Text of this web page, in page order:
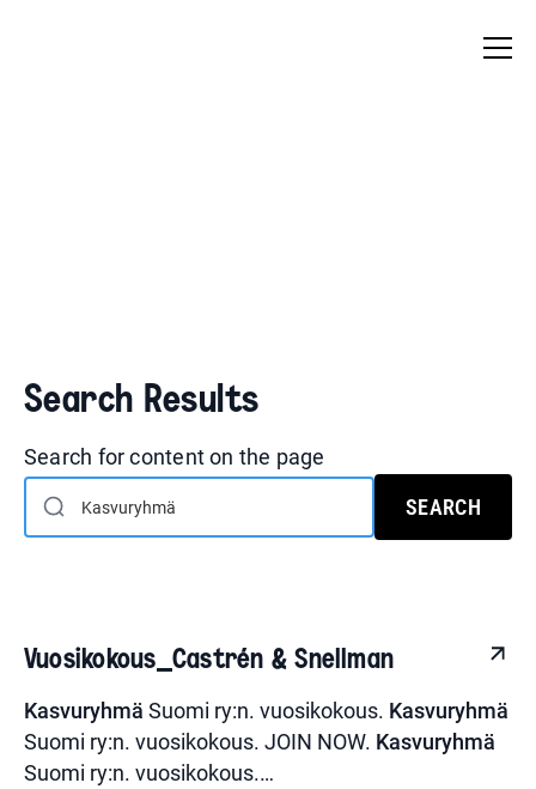
Search Results
Search for content on the page
Vuosikokous_Castrén & Snellman
Kasvuryhmä Suomi ry:n. vuosikokous. Kasvuryhmä
Suomi ry:n. vuosikokous. JOIN NOW. Kasvuryhmä
Suomi ry:n. vuosikokous.…